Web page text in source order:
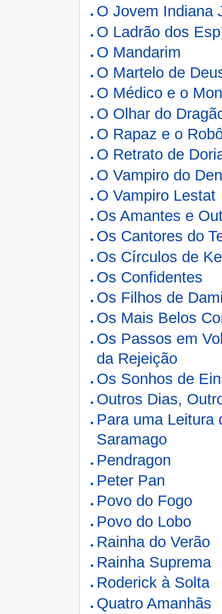
O Jovem Indiana
O Ladrão dos
O Mandarim
O Martelo de
O Médico e o
O Olhar do
O Rapaz e o
O Retrato de
O Vampiro do
O Vampiro Lestat
Os Amantes e
Os Cantores do
Os Círculos de
Os Confidentes
Os Filhos de
Os Mais Belos
Os Passos em
da Rejeição
Os Sonhos de
Outros Dias,
Para uma Leitura
Saramago
Pendragon
Peter Pan
Povo do Fogo
Povo do Lobo
Rainha do Verão
Rainha Suprema
Roderick à Solta
Quatro Amanhãs